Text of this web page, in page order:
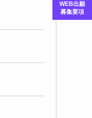
WEB出願
募集要項